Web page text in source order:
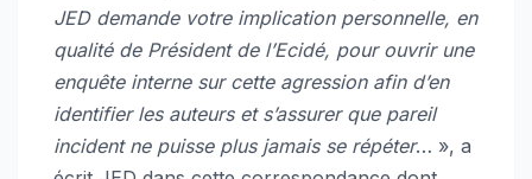
JED demande votre implication personnelle, en
qualité de Président de l’Ecidé, pour ouvrir une
enquête interne sur cette agression afin d’en
identifier les auteurs et s’assurer que pareil
incident ne puisse plus jamais se répéter… », a